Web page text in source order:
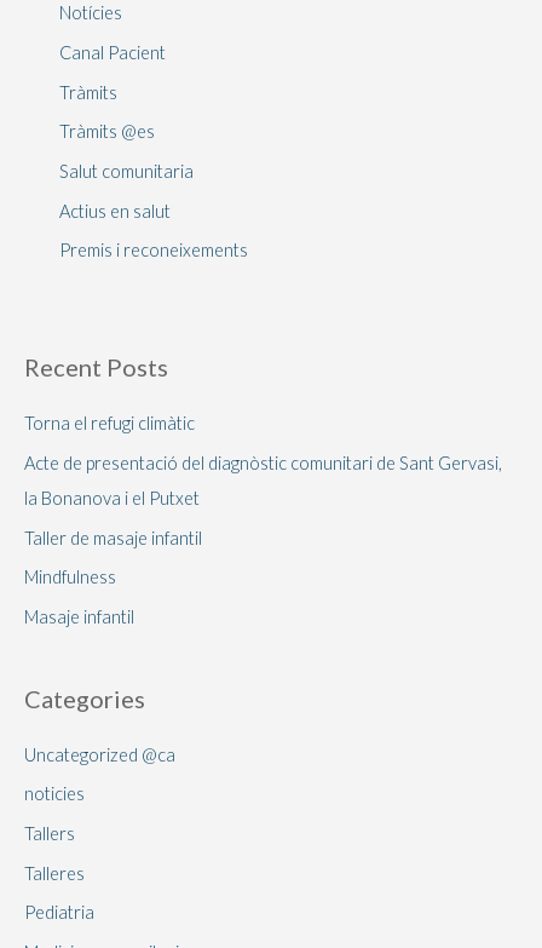
Notícies
Canal Pacient
Tràmits
Tràmits @es
Salut comunitaria
Actius en salut
Premis i reconeixements
Recent Posts
Torna el refugi climàtic
Acte de presentació del diagnòstic comunitari de Sant Gervasi,
la Bonanova i el Putxet
Taller de masaje infantil
Mindfulness
Masaje infantil
Categories
Uncategorized @ca
noticies
Tallers
Talleres
Pediatria